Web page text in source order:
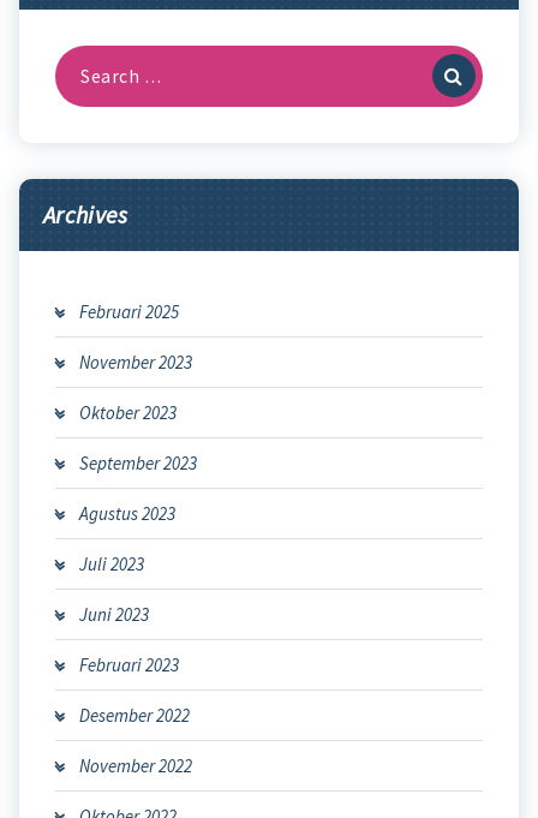
Search
for:
Archives
Februari 2025
November 2023
Oktober 2023
September 2023
Agustus 2023
Juli 2023
Juni 2023
Februari 2023
Desember 2022
November 2022